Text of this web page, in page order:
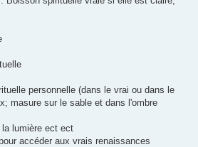
personnelle (dans le vrai ou dans le
masure sur le sable et dans l'ombre
la lumière ect ect
accéder aux vrais renaissances